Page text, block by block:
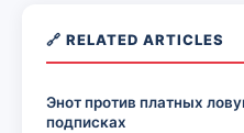
🔗 RELATED ARTICLES
Энот против платных
подписках